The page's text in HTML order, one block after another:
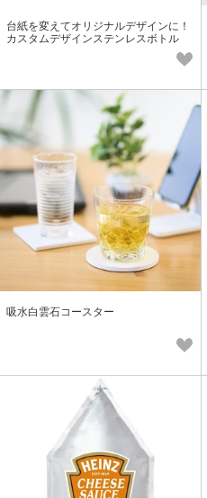
台紙を変えてオリジナルデザインに！
カスタムデザインステンレスボトル
吸水白雲石コースター